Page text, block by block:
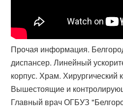
Прочая информация.
диспансер. Линейный
корпус. Храм. Хирургический
Вышестоящие и
Главный врач ОГБУЗ